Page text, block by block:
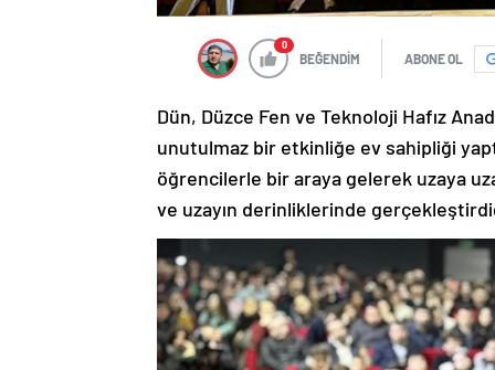
0
BEĞENDİM ABONE OL
Dün, Düzce Fen ve Teknoloji Hafız
unutulmaz bir etkinliğe ev sahipliği
öğrencilerle bir araya gelerek uzaya
ve uzayın derinliklerinde